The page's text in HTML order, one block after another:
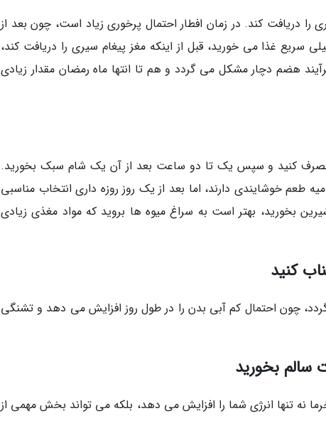
سیری را دریافت کند. در زمان افطار احتمال پرخوری زیاد است، چون بعد از
غذا می خورید، قبل از اینکه مغز پیغام سیری را دریافت کند،
هضم دچار مشکل می گردد و هم تا انتها ماه رمضان مقدار زیادی
مصرف کنید و سپس یک تا دو ساعت بعد از آن یک شام سبک بخورید.
طعم خوشایندی دارند، اما بعد از یک روز روزه داری انتخاب مناسبی
بخورید، بهتر است به سراغ میوه ها بروید که مواد مغذی زیادی
چون احتمال کم آبی بدن را در طول روز افزایش می دهد و تشنگی
نه تنها انرژی شما را افزایش می دهد، بلکه می تواند بخش مهمی از